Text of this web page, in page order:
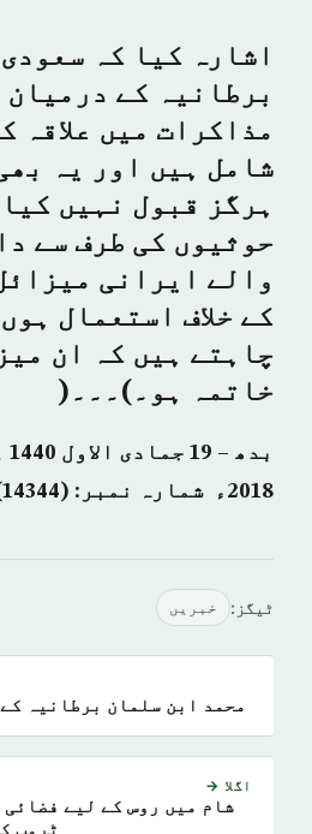
اشارہ کیا کہ
برطانیہ کے
مذاکرات میں علاقہ
شامل ہیں اور یہ
ہرگز قبول نہیں
حوثیوں کی طرف سے
والے ایرانی
کے خلاف استعمال
چاہتے ہیں کہ ان
خاتمہ ہو۔)۔۔۔(
2018ء شمارہ نمبر: (14344)
ٹیگز: خبريں
محمد ابن سلمان برطانیہ
اگلا →
شام میں روس کے لیے فضائی